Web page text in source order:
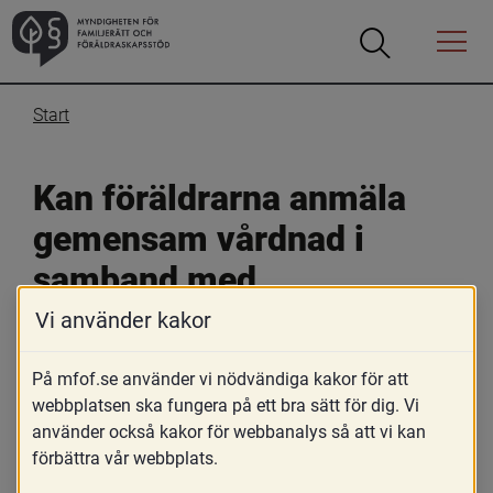
Öppna
Öppna
Menyn
Start
Kan föräldrarna anmäla
gemensam vårdnad i
samband med
bekräftelsen även om
fadern är under 18 år?
30 augusti 2017
Skriv ut
Vi använder kakor
På mfof.se använder vi nödvändiga kakor för att
webbplatsen ska fungera på ett bra sätt för dig. Vi
använder också kakor för webbanalys så att vi kan
förbättra vår webbplats.